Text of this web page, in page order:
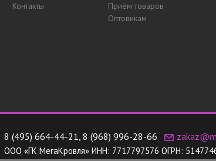
Контакты
Приём товаров
Оптовикам
8 (495) 664-44-21 8 (968) 996-28-66
ООО «ГК МегаКровля» ИНН: 7717797576 ОГРН: